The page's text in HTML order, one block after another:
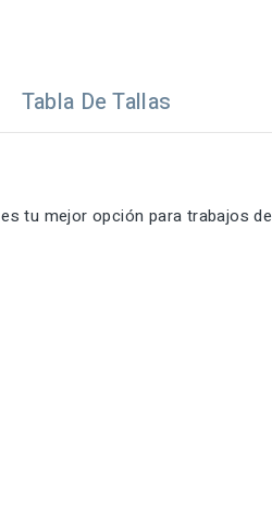
Tabla De Tallas
es tu mejor opción para trabajos de